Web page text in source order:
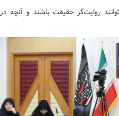
روایت‌گر حقیقت باشند و آنچه